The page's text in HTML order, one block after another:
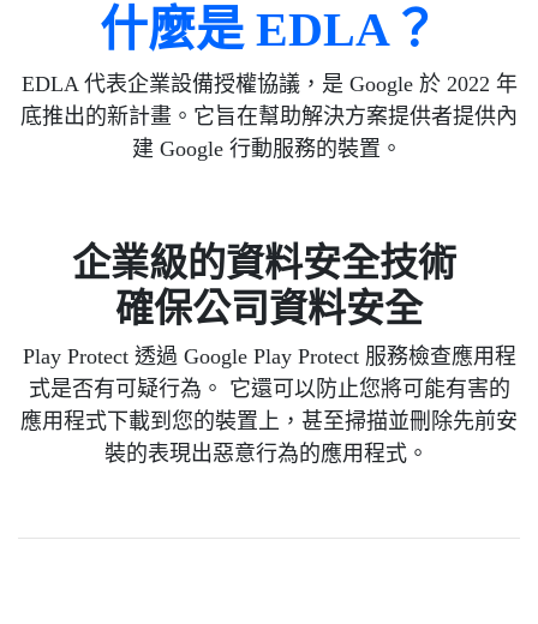
什麼是 EDLA？
EDLA 代表企業設備授權協議，是 Google 於 2022 年
底推出的新計畫。它旨在幫助解決方案提供者提供內
建 Google 行動服務的裝置。
企業級的資料安全技術
確保公司資料安全
Play Protect 透過 Google Play Protect 服務檢查應用程
式是否有可疑行為。 它還可以防止您將可能有害的
應用程式下載到您的裝置上，甚至掃描並刪除先前安
裝的表現出惡意行為的應用程式。